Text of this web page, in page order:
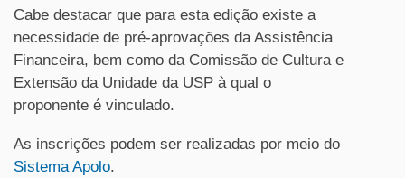
Cabe destacar que para esta edição existe a
necessidade de pré-aprovações da Assistência
Financeira, bem como da Comissão de Cultura e
Extensão da Unidade da USP à qual o
proponente é vinculado.
As inscrições podem ser realizadas por meio do
Sistema Apolo.